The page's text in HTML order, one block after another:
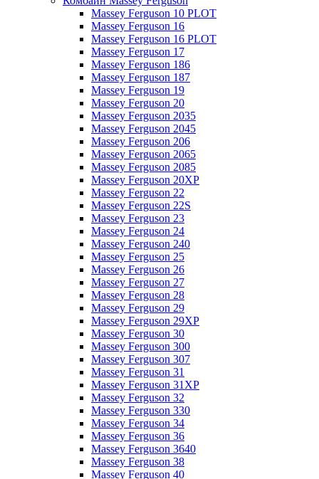
Massey Ferguson 10 PLOT
Massey Ferguson 16
Massey Ferguson 16 PLOT
Massey Ferguson 17
Massey Ferguson 186
Massey Ferguson 187
Massey Ferguson 19
Massey Ferguson 20
Massey Ferguson 2035
Massey Ferguson 2045
Massey Ferguson 206
Massey Ferguson 2065
Massey Ferguson 2085
Massey Ferguson 20XP
Massey Ferguson 22
Massey Ferguson 22S
Massey Ferguson 23
Massey Ferguson 24
Massey Ferguson 240
Massey Ferguson 25
Massey Ferguson 26
Massey Ferguson 27
Massey Ferguson 28
Massey Ferguson 29
Massey Ferguson 29XP
Massey Ferguson 30
Massey Ferguson 300
Massey Ferguson 307
Massey Ferguson 31
Massey Ferguson 31XP
Massey Ferguson 32
Massey Ferguson 330
Massey Ferguson 34
Massey Ferguson 36
Massey Ferguson 3640
Massey Ferguson 38
Massey Ferguson 40